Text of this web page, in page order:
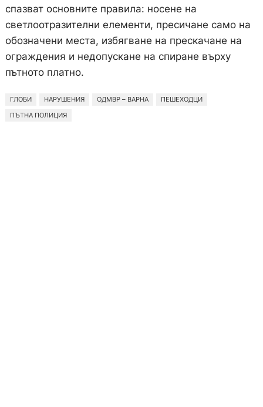
спазват основните правила: носене на
светлоотразителни елементи, пресичане само на
обозначени места, избягване на прескачане на
ограждения и недопускане на спиране върху
пътното платно.
ГЛОБИ НАРУШЕНИЯ ОДМВР – ВАРНА
ПЕШЕХОДЦИ
ПЪТНА ПОЛИЦИЯ